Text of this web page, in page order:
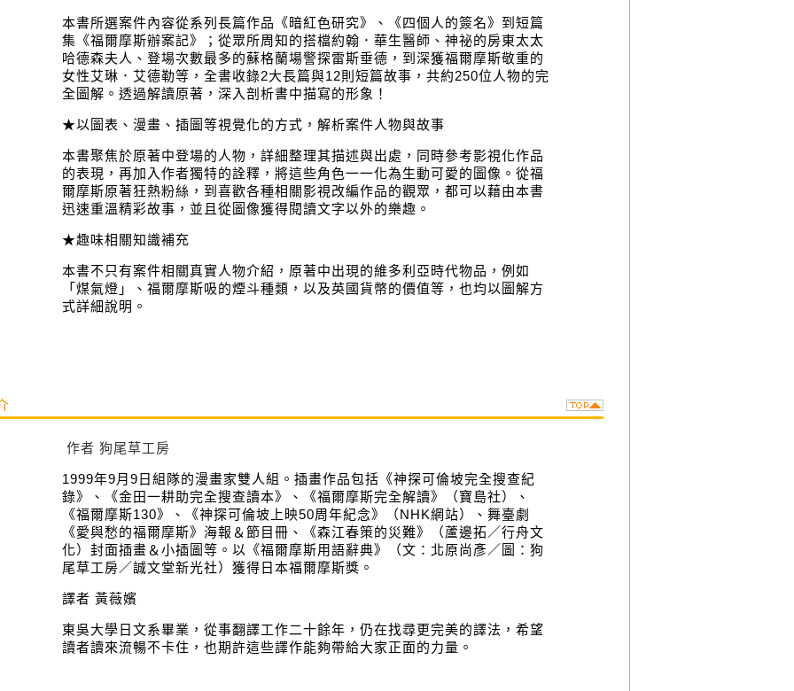
本書所選案件內容從系列長篇作品《暗紅色研究》、《四個人的簽名》到短篇
集《福爾摩斯辦案記》；從眾所周知的搭檔約翰．華生醫師、神祕的房東太太
哈德森夫人、登場次數最多的蘇格蘭場警探雷斯垂德，到深獲福爾摩斯敬重的
女性艾琳．艾德勒等，全書收錄2大長篇與12則短篇故事，共約250位人物的完
全圖解。透過解讀原著，深入剖析書中描寫的形象！
★以圖表、漫畫、插圖等視覺化的方式，解析案件人物與故事
本書聚焦於原著中登場的人物，詳細整理其描述與出處，同時參考影視化作品
的表現，再加入作者獨特的詮釋，將這些角色一一化為生動可愛的圖像。從福
爾摩斯原著狂熱粉絲，到喜歡各種相關影視改編作品的觀眾，都可以藉由本書
迅速重溫精彩故事，並且從圖像獲得閱讀文字以外的樂趣。
★趣味相關知識補充
本書不只有案件相關真實人物介紹，原著中出現的維多利亞時代物品，例如
「煤氣燈」、福爾摩斯吸的煙斗種類，以及英國貨幣的價值等，也均以圖解方
式詳細說明。
作者 狗尾草工房
1999年9月9日組隊的漫畫家雙人組。插畫作品包括《神探可倫坡完全搜查紀
錄》、《金田一耕助完全搜查讀本》、《福爾摩斯完全解讀》（寶島社）、
《福爾摩斯130》、《神探可倫坡上映50周年紀念》（NHK網站）、舞臺劇
《愛與愁的福爾摩斯》海報＆節目冊、《森江春策的災難》（蘆邊拓／行舟文
化）封面插畫＆小插圖等。以《福爾摩斯用語辭典》（文：北原尚彥／圖：狗
尾草工房／誠文堂新光社）獲得日本福爾摩斯獎。
譯者 黃薇嬪
東吳大學日文系畢業，從事翻譯工作二十餘年，仍在找尋更完美的譯法，希望
讀者讀來流暢不卡住，也期許這些譯作能夠帶給大家正面的力量。